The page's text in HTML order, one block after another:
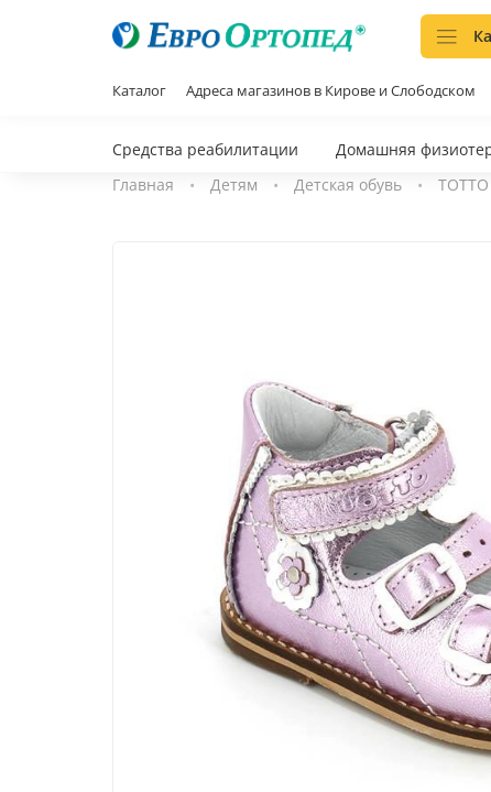
Каталог Адреса магазинов в Кирове и Слободском
Средства реабилитации Домашняя
Главная
Детям Детская обувь ТОТТО